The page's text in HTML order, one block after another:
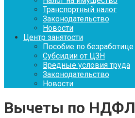
Транспортный налог
Законодательство
Новости
Центр занятости
Пособие по безработице
Субсидии от ЦЗН
Вредные условия труда
Законодательство
Новости
Вычеты по НДФЛ